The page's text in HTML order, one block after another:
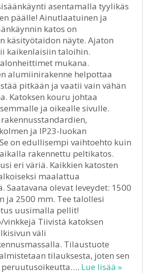
asentamalla tyylikäs
päälle! Ainutlaatuinen ja
katos on
käsityötaidon näyte. Ajaton
kaikenlaisiin taloihin.
mukana.
alumiinirakenne helpottaa
pitkään ja vaatii vain vähän
Katoksen kouru johtaa
ja oikealle sivulle.
ja IP23-luokan
on edullisempi vaihtoehto kuin
rakennettu peltikatos.
eri väriä. Kaikkien katosten
maalattua
olevat leveydet: 1500
ja 2500 mm. Tee talollesi
uusimalla pellit!
vinkkejä Tiivistä katoksen
väli
Tilaustuote
tilauksesta, joten sen
Lue lisää »